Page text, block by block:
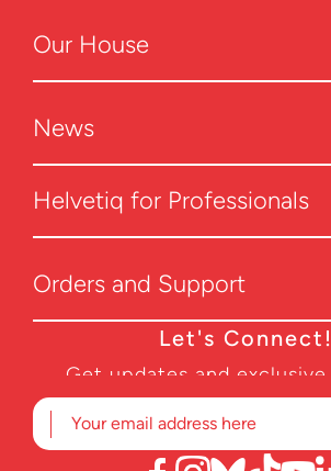
Our House
News
Helvetiq for Professionals
Orders and Support
Let's Connect!
Get updates and
subscribing to our